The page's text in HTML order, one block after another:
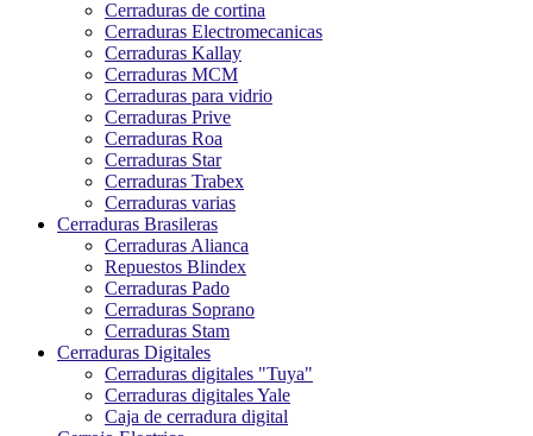
Cerraduras de cortina
Cerraduras Electromecanicas
Cerraduras Kallay
Cerraduras MCM
Cerraduras para vidrio
Cerraduras Prive
Cerraduras Roa
Cerraduras Star
Cerraduras Trabex
Cerraduras varias
Cerraduras Brasileras
Cerraduras Alianca
Repuestos Blindex
Cerraduras Pado
Cerraduras Soprano
Cerraduras Stam
Cerraduras Digitales
Cerraduras digitales "Tuya"
Cerraduras digitales Yale
Caja de cerradura digital